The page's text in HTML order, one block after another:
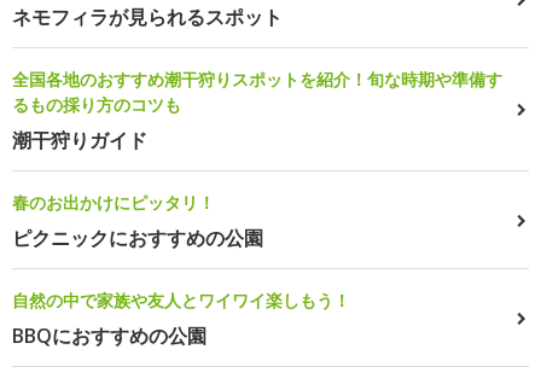
ネモフィラが見られるスポット
全国各地のおすすめ潮干狩りスポットを紹介！旬な時期や準備す
るもの採り方のコツも
潮干狩りガイド
春のお出かけにピッタリ！
ピクニックにおすすめの公園
自然の中で家族や友人とワイワイ楽しもう！
BBQにおすすめの公園